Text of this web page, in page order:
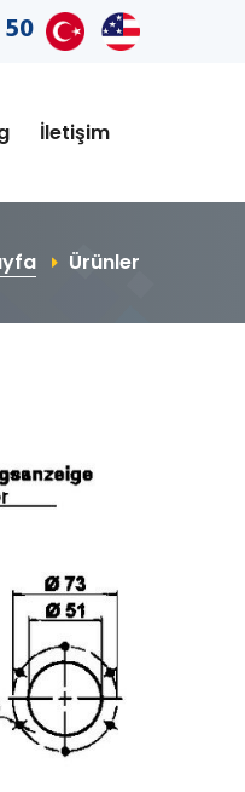
İletişim
Ürünler